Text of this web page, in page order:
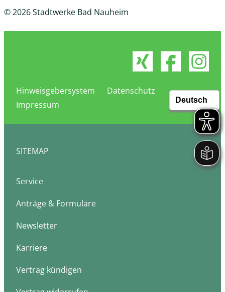
© 2026 Stadtwerke Bad Nauheim
Hinweisgebersystem
Datenschutz
Impressum
SITEMAP
Service
Anträge & Formulare
Newsletter
Karriere
Vertrag kündigen